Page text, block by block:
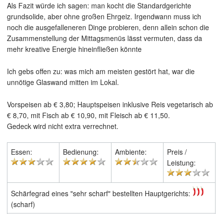
Als Fazit würde ich sagen: man kocht die Standardgerichte
grundsolide, aber ohne großen Ehrgeiz. Irgendwann muss ich
noch die ausgefalleneren Dinge probieren, denn allein schon die
Zusammenstellung der Mittagsmenüs lässt vermuten, dass da
mehr kreative Energie hineinfließen könnte
Ich gebs offen zu: was mich am meisten gestört hat, war die
unnötige Glaswand mitten im Lokal.
Vorspeisen ab € 3,80; Hauptspeisen inklusive Reis vegetarisch ab
€ 8,70, mit Fisch ab € 10,90, mit Fleisch ab € 11,50.
Gedeck wird nicht extra verrechnet.
Essen: Bedienung: Ambiente:
Preis /
Leistung:
Schärfegrad eines "sehr scharf" bestellten Hauptgerichts:
(scharf)